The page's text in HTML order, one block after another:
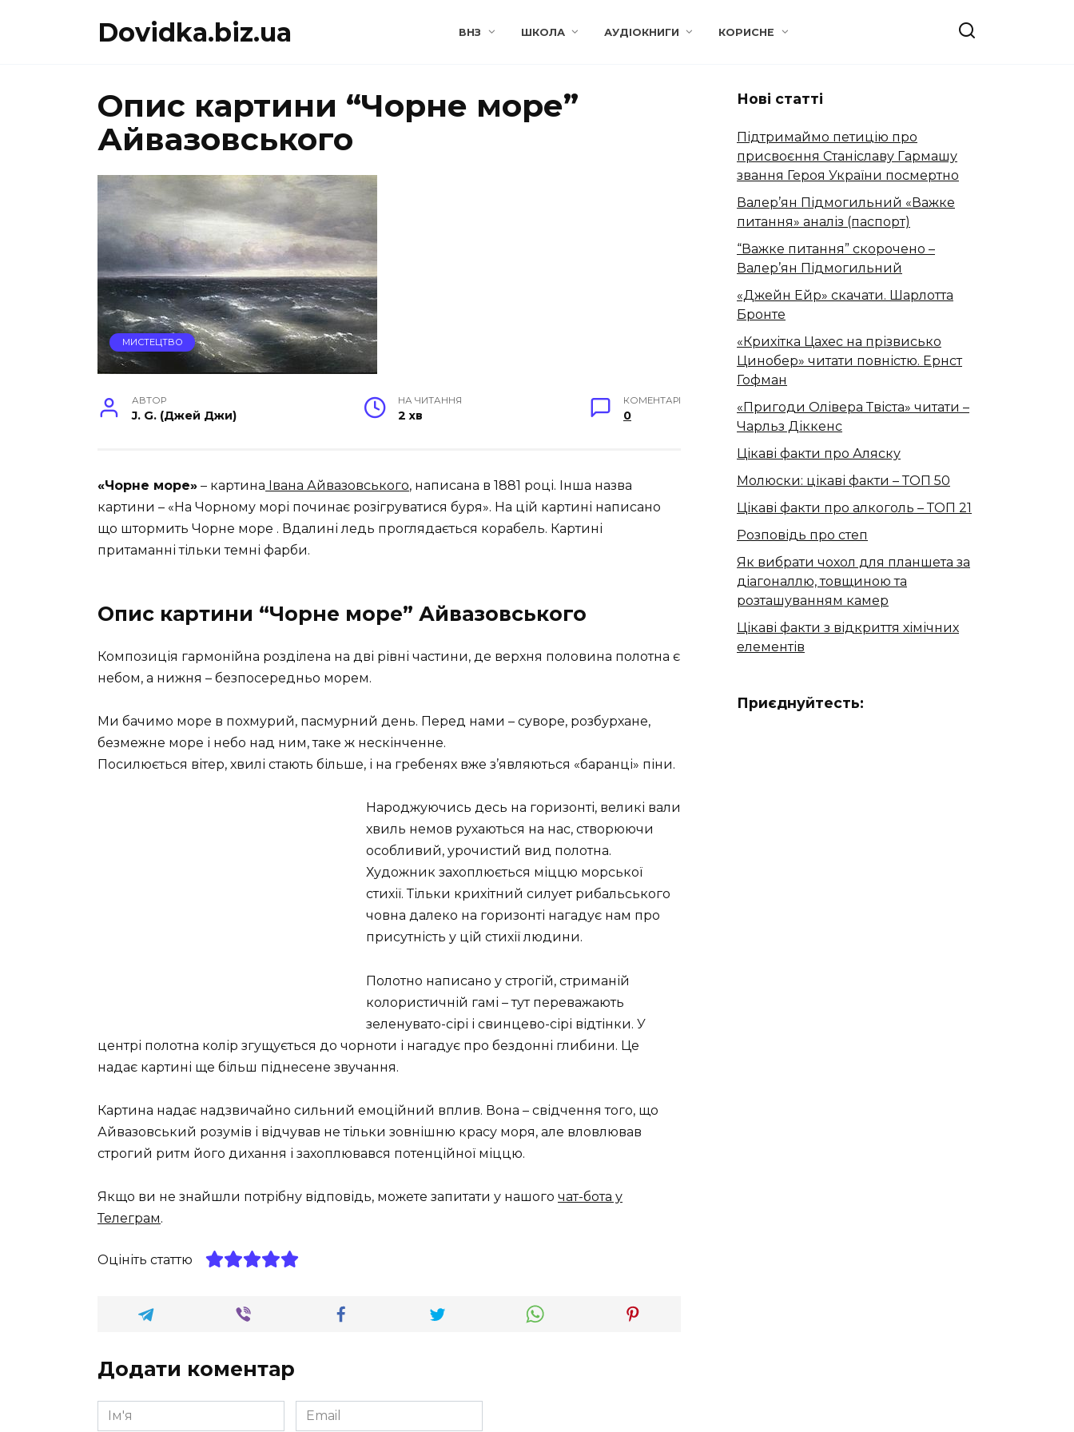
Dovidka.biz.ua ВНЗ ШКОЛА АУДІОКНИГИ КОРИСНЕ
Опис картини “Чорне море”
Айвазовського
МИСТЕЦТВО
АВТОР
J. G. (Джей Джи)
НА ЧИТАННЯ
2 хв
КОМЕНТАРІ
0
«Чорне море» – картина Івана Айвазовського, написана в 1881 році. Інша назва
картини – «На Чорному морі починає розігруватися буря». На цій картині написано
що штормить Чорне море . Вдалині ледь проглядається корабель. Картині
притаманні тільки темні фарби.
Опис картини “Чорне море” Айвазовського
Композиція гармонійна розділена на дві рівні частини, де верхня половина полотна є
небом, а нижня – безпосередньо морем.
Ми бачимо море в похмурий, пасмурний день. Перед нами – суворе, розбурхане,
безмежне море і небо над ним, таке ж нескінченне.
Посилюється вітер, хвилі стають більше, і на гребенях вже з’являються «баранці» піни.
Народжуючись десь на горизонті, великі вали
хвиль немов рухаються на нас, створюючи
особливий, урочистий вид полотна.
Художник захоплюється міццю морської
стихії. Тільки крихітний силует рибальського
човна далеко на горизонті нагадує нам про
присутність у цій стихії людини.
Полотно написано у строгій, стриманій
колористичній гамі – тут переважають
зеленувато-сірі і свинцево-сірі відтінки. У
центрі полотна колір згущується до чорноти і нагадує про бездонні глибини. Це
надає картині ще більш піднесене звучання.
Картина надає надзвичайно сильний емоційний вплив. Вона – свідчення того, що
Айвазовський розумів і відчував не тільки зовнішню красу моря, але вловлював
строгий ритм його дихання і захоплювався потенційної міццю.
Якщо ви не знайшли потрібну відповідь, можете запитати у нашого чат-бота у
Телеграм.
Оцініть статтю
Додати коментар
Ім'я
*
Email
*
Нові статті
Підтримаймо петицію про
присвоєння Станіславу Гармашу
звання Героя України посмертно
Валер’ян Підмогильний «Важке
питання» аналіз (паспорт)
“Важке питання” скорочено –
Валер’ян Підмогильний
«Джейн Ейр» скачати. Шарлотта
Бронте
«Крихітка Цахес на прізвисько
Цинобер» читати повністю. Ернст
Гофман
«Пригоди Олівера Твіста» читати –
Чарльз Діккенс
Цікаві факти про Аляску
Молюски: цікаві факти – ТОП 50
Цікаві факти про алкоголь – ТОП 21
Розповідь про степ
Як вибрати чохол для планшета за
діагоналлю, товщиною та
розташуванням камер
Цікаві факти з відкриття хімічних
елементів
Приєднуйтесть: